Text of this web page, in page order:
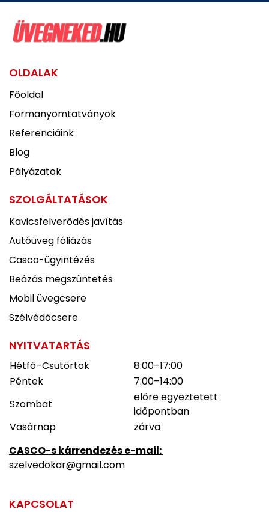
OLDALAK
Főoldal
Formanyomtatványok
Referenciáink
Blog
Pályázatok
SZOLGÁLTATÁSOK
Kavicsfelverődés javítás
Autóüveg fóliázás
Casco-ügyintézés
Beázás megszüntetés
Mobil üvegcsere
Szélvédőcsere
NYITVATARTÁS
Hétfő–Csütörtök
8:00–17:00
Péntek
7:00–14:00
Szombat
előre egyeztetett
időpontban
Vasárnap
zárva
CASCO-s kárrendezés e-mail:
szelvedokar@gmail.com
KAPCSOLAT